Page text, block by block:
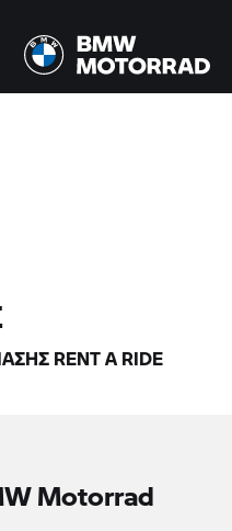
RENT A RIDE
Motorrad